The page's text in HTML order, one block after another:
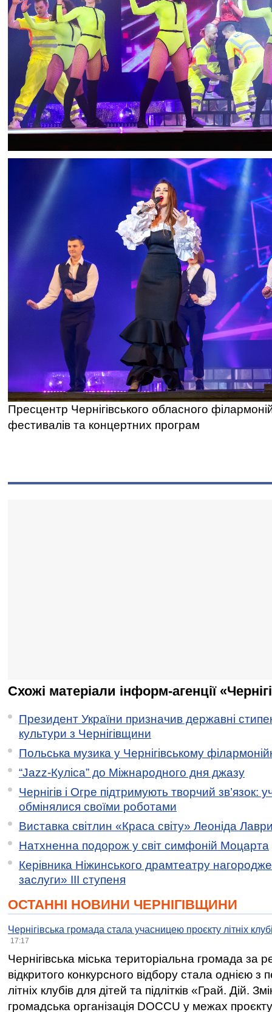
Пресцентр Чернігівського обласного
фестивалів та концертних програм
Схожі матеріали інформ-агенції
Президент України призначив державні
культури з Чернігівщини
Польська музика у Чернігівському
“Jazz-Куліса” до Міжнародного дня джазу
Чернігів і Огре підтримують творчий зв’язок:
обмінялися своїми роботами
Виставка світлин «Краса світу» Леоніда
Натхненна подорож у світ симфоній Моцарта
Керівника Ніжинського драмтеатру
заслуги» ІІІ ступеня
ОСТАННІ НОВИНИ ЧЕРНІГІВЩИНИ
Чернігівська громада стала учасницею проєкту літніх
17:17
Чернігівська міська територіальна громада за
відкритого конкурсного відбору стала однією
літніх клубів для дітей та підлітків «Грай. Дій.
громадська організація DOCCU у межах